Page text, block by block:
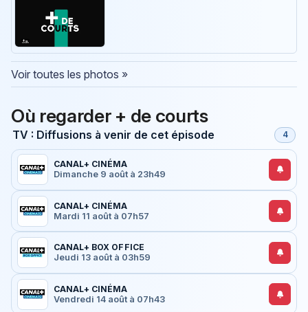
Voir toutes les photos »
Où regarder + de courts
TV : Diffusions à venir de cet épisode 4
CANAL+ CINÉMA
Dimanche 9 août à 23h49
CANAL+ CINÉMA
Mardi 11 août à 07h57
CANAL+ BOX OFFICE
Jeudi 13 août à 03h59
CANAL+ CINÉMA
Vendredi 14 août à 07h43